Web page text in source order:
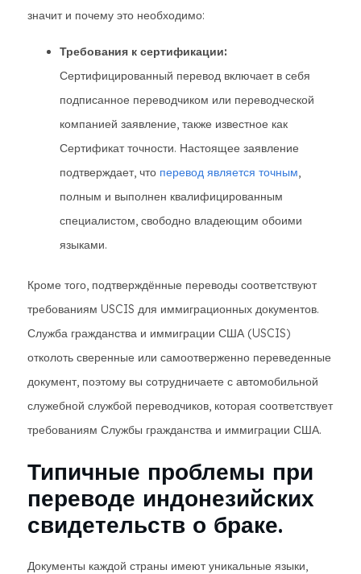
значит и почему это необходимо:
Требования к сертификации:
Сертифицированный перевод включает в себя
подписанное переводчиком или переводческой
компанией заявление, также известное как
Сертификат точности. Настоящее заявление
подтверждает, что перевод является точным,
полным и выполнен квалифицированным
специалистом, свободно владеющим обоими
языками.
Кроме того, подтверждённые переводы соответствуют
требованиям USCIS для иммиграционных документов.
Служба гражданства и иммиграции США (USCIS)
отколоть сверенные или самоотверженно переведенные
документ, поэтому вы сотрудничаете с автомобильной
служебной службой переводчиков, которая соответствует
требованиям Службы гражданства и иммиграции США.
Типичные проблемы при
переводе индонезийских
свидетельств о браке.
Документы каждой страны имеют уникальные языки,